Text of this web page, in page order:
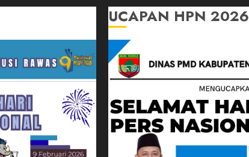
UCAPAN HPN 2026